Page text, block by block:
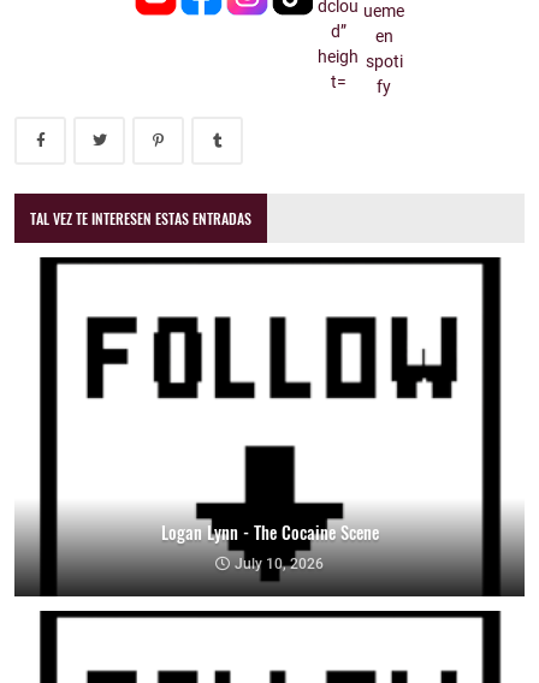
TAL VEZ TE INTERESEN ESTAS ENTRADAS
Logan Lynn - The Cocaine Scene
July 10, 2026